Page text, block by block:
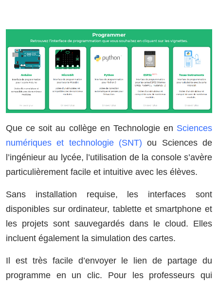
Que ce soit au collège en Technologie en Sciences
numériques et technologie (SNT)ou Sciences de
l’ingénieur au lycée, l’utilisation de la console s’avère
particulièrement facile et intuitive avec les élèves.
Sans installation requise, les interfaces sont
disponibles sur ordinateur, tablette et smartphone et
les projets sont sauvegardés dans le cloud. Elles
incluent également la simulation des cartes.
Il est très facile d’envoyer le lien de partage du
programme en un clic. Pour les professeurs qui